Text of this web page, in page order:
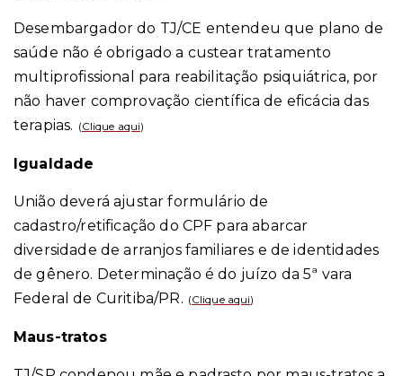
Desembargador do TJ/CE entendeu que plano de
saúde não é obrigado a custear tratamento
multiprofissional para reabilitação psiquiátrica, por
não haver comprovação científica de eficácia das
terapias. (Clique aqui)
Igualdade
União deverá ajustar formulário de
cadastro/retificação do CPF para abarcar
diversidade de arranjos familiares e de identidades
de gênero. Determinação é do juízo da 5ª vara
Federal de Curitiba/PR. (Clique aqui)
Maus-tratos